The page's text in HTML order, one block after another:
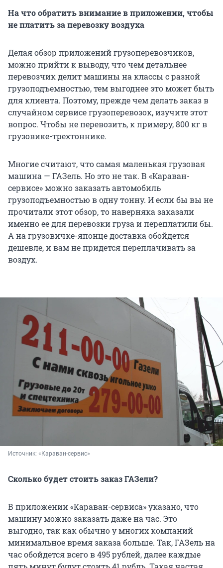
На что обратить внимание в приложении, чтобы
не платить за перевозку воздуха
Делая обзор приложений грузоперевозчиков,
можно прийти к выводу, что чем детальнее
перевозчик делит машины на классы с разной
грузоподъемностью, тем выгоднее это может быть
для клиента. Поэтому, прежде чем делать заказ в
случайном сервисе грузоперевозок, изучите этот
вопрос. Чтобы не перевозить, к примеру, 800 кг в
грузовике-трехтоннике.
Многие считают, что самая маленькая грузовая
машина — ГАЗель. Но это не так. В «Караван-
сервисе» можно заказать автомобиль
грузоподъемностью в одну тонну. И если бы вы не
прочитали этот обзор, то наверняка заказали
именно ее для перевозки груза и переплатили бы.
А на грузовичке-японце доставка обойдется
дешевле, и вам не придется переплачивать за
воздух.
Источник: «Караван-сервис»
Сколько будет стоить заказ ГАЗели?
В приложении «Караван-сервиса» указано, что
машину можно заказать даже на час. Это
выгодно, так как обычно у многих компаний
минимальное время заказа больше. Так, ГАЗель на
час обойдется всего в 495 рублей, далее каждые